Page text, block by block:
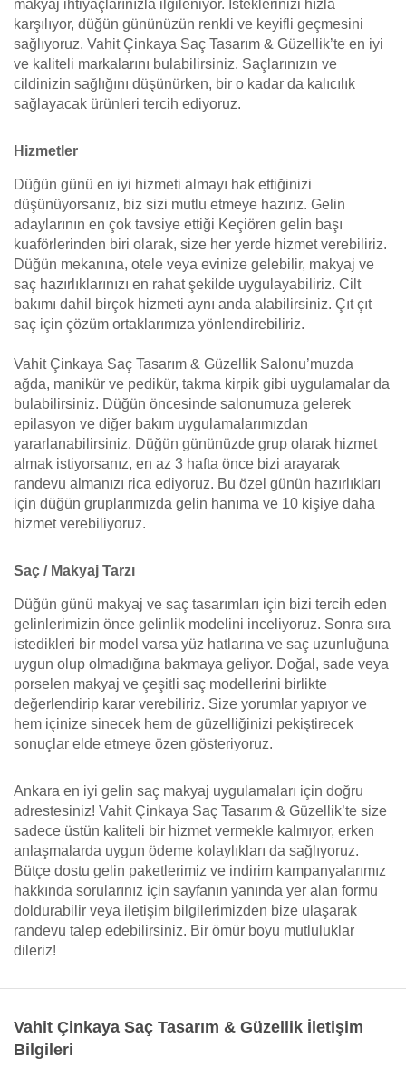
makyaj ihtiyaçlarınızla ilgileniyor. İsteklerinizi hızla
karşılıyor, düğün gününüzün renkli ve keyifli geçmesini
sağlıyoruz. Vahit Çinkaya Saç Tasarım & Güzellik’te en iyi
ve kaliteli markalarını bulabilirsiniz. Saçlarınızın ve
cildinizin sağlığını düşünürken, bir o kadar da kalıcılık
sağlayacak ürünleri tercih ediyoruz.
Hizmetler
Düğün günü en iyi hizmeti almayı hak ettiğinizi
düşünüyorsanız, biz sizi mutlu etmeye hazırız. Gelin
adaylarının en çok tavsiye ettiği Keçiören gelin başı
kuaförlerinden biri olarak, size her yerde hizmet verebiliriz.
Düğün mekanına, otele veya evinize gelebilir, makyaj ve
saç hazırlıklarınızı en rahat şekilde uygulayabiliriz. Cilt
bakımı dahil birçok hizmeti aynı anda alabilirsiniz. Çıt çıt
saç için çözüm ortaklarımıza yönlendirebiliriz.
Vahit Çinkaya Saç Tasarım & Güzellik Salonu’muzda
ağda, manikür ve pedikür, takma kirpik gibi uygulamalar da
bulabilirsiniz. Düğün öncesinde salonumuza gelerek
epilasyon ve diğer bakım uygulamalarımızdan
yararlanabilirsiniz. Düğün gününüzde grup olarak hizmet
almak istiyorsanız, en az 3 hafta önce bizi arayarak
randevu almanızı rica ediyoruz. Bu özel günün hazırlıkları
için düğün gruplarımızda gelin hanıma ve 10 kişiye daha
hizmet verebiliyoruz.
Saç / Makyaj Tarzı
Düğün günü makyaj ve saç tasarımları için bizi tercih eden
gelinlerimizin önce gelinlik modelini inceliyoruz. Sonra sıra
istedikleri bir model varsa yüz hatlarına ve saç uzunluğuna
uygun olup olmadığına bakmaya geliyor. Doğal, sade veya
porselen makyaj ve çeşitli saç modellerini birlikte
değerlendirip karar verebiliriz. Size yorumlar yapıyor ve
hem içinize sinecek hem de güzelliğinizi pekiştirecek
sonuçlar elde etmeye özen gösteriyoruz.
Ankara en iyi gelin saç makyaj uygulamaları için doğru
adrestesiniz! Vahit Çinkaya Saç Tasarım & Güzellik’te size
sadece üstün kaliteli bir hizmet vermekle kalmıyor, erken
anlaşmalarda uygun ödeme kolaylıkları da sağlıyoruz.
Bütçe dostu gelin paketlerimiz ve indirim kampanyalarımız
hakkında sorularınız için sayfanın yanında yer alan formu
doldurabilir veya iletişim bilgilerimizden bize ulaşarak
randevu talep edebilirsiniz. Bir ömür boyu mutluluklar
dileriz!
Vahit Çinkaya Saç Tasarım & Güzellik İletişim
Bilgileri